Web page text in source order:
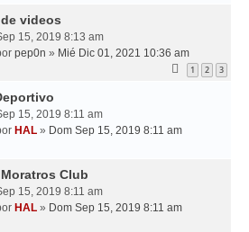
videos
15, 2019 8:13 am
pep0n » Mié Dic 01, 2021 10:36 am
1 2 3
15, 2019 8:11 am
HAL » Dom Sep 15, 2019 8:11 am
Club
15, 2019 8:11 am
HAL » Dom Sep 15, 2019 8:11 am